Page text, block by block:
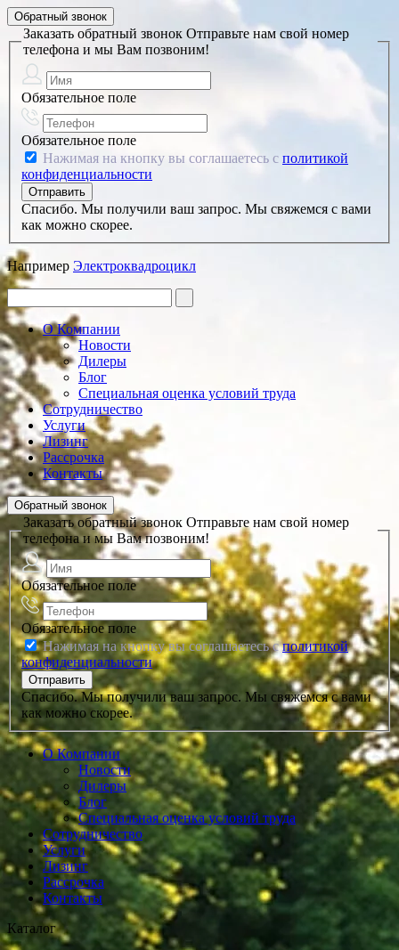
Обратный звонок
Заказать обратный звонок Отправьте нам свой номер
телефона и мы Вам позвоним!
Обязательное поле
Обязательное поле
Нажимая на кнопку вы соглашаетесь с политикой
конфиденциальности
Спасибо. Мы получили ваш запрос. Мы свяжемся с вами
как можно скорее.
Например Электроквадроцикл
О Компании
Новости
Дилеры
Блог
Специальная оценка условий труда
Сотрудничество
Услуги
Лизинг
Рассрочка
Контакты
Обратный звонок
Заказать обратный звонок Отправьте нам свой номер
телефона и мы Вам позвоним!
Обязательное поле
Обязательное поле
Нажимая на кнопку вы соглашаетесь сполитикой
конфиденциальности
Спасибо. Мы получили ваш запрос. Мы свяжемся с вами
как можно скорее.
О Компании
Новости
Дилеры
Блог
Специальная оценка условий труда
Сотрудничество
Услуги
Лизинг
Рассрочка
Контакты
Каталог